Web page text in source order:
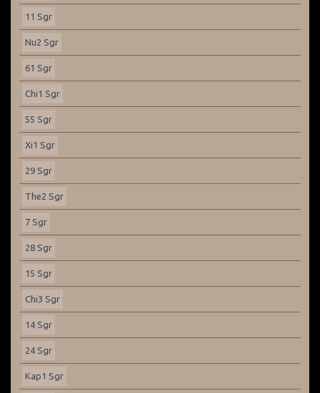
11 Sgr
Nu2 Sgr
61 Sgr
Chi1 Sgr
55 Sgr
Xi1 Sgr
29 Sgr
The2 Sgr
7 Sgr
28 Sgr
15 Sgr
Chi3 Sgr
14 Sgr
24 Sgr
Kap1 Sgr